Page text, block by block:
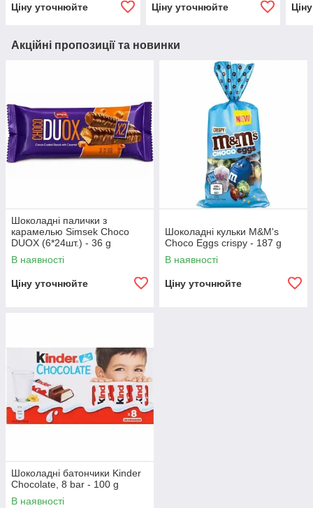
Ціну уточнюйте
Ціну уточнюйте
Акційні пропозиції та новинки
Шоколадні палички з
карамелью Simsek Choco
DUOX (6*24шт.) - 36 g
В наявності
Ціну уточнюйте
Шоколадні кульки M&M's
Choco Eggs crispy - 187 g
В наявності
Ціну уточнюйте
Шоколадні батончики Kinder
Chocolate, 8 bar - 100 g
В наявності